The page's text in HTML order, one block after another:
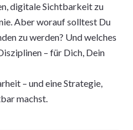
digitale Sichtbarkeit zu
Aber worauf solltest Du
zu werden? Und welches
– für Dich, Dein
– und eine Strategie,
machst.